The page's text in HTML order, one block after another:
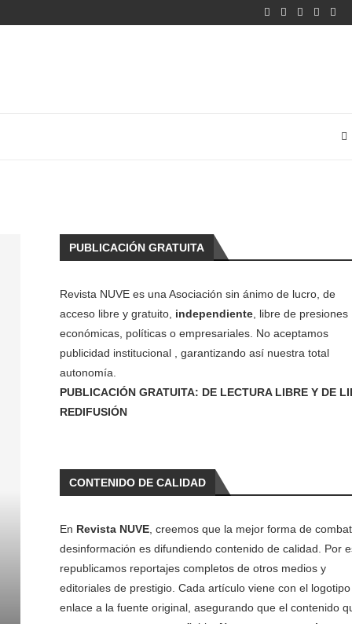
PUBLICACIÓN GRATUITA
Revista NUVE es una Asociación sin ánimo de lucro, de
acceso libre y gratuito, independiente, libre de presiones
económicas, políticas o empresariales. No aceptamos
publicidad institucional , garantizando así nuestra total
autonomía.
PUBLICACIÓN GRATUITA: DE LECTURA LIBRE Y DE
REDIFUSIÓN
CONTENIDO DE CALIDAD
En Revista NUVE, creemos que la mejor forma de
desinformación es difundiendo contenido de calidad. Por
republicamos reportajes completos de otros medios y
editoriales de prestigio. Cada artículo viene con el
enlace a la fuente original, asegurando que el contenido